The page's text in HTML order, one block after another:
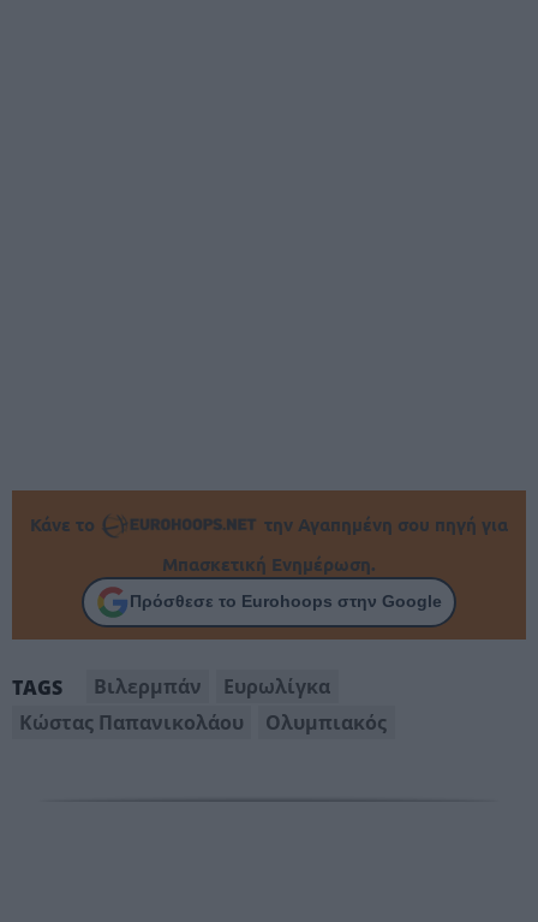
Κάνε το
την Αγαπημένη σου πηγή για
Μπασκετική Ενημέρωση.
Πρόσθεσε το Eurohoops στην Google
TAGS Βιλερμπάν
Ευρωλίγκα
Κώστας Παπανικολάου
Ολυμπιακός